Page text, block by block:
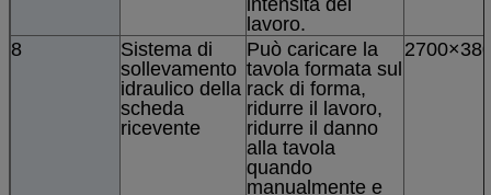
lavoro.
8
Sistema di
sollevamento
idraulico della
scheda
ricevente
Può caricare la
tavola formata sul
rack di forma,
ridurre il lavoro,
ridurre il danno
alla tavola
quando
manualmente e